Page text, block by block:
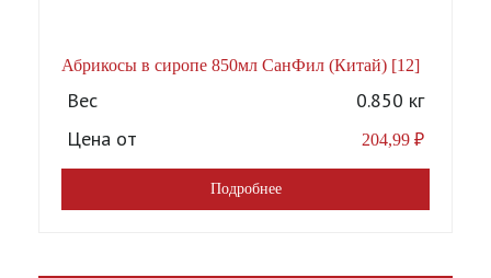
Абрикосы в сиропе 850мл СанФил (Китай) [12]
Вес
0.850 кг
Цена от
204,99 ₽
Подробнее